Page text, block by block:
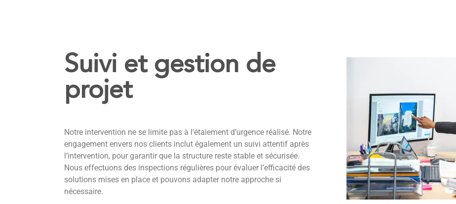
Suivi et gestion de
projet
Notre intervention ne se limite pas à l’étaiement d’urgence réalisé. Notre
engagement envers nos clients inclut également un suivi attentif après
l’intervention, pour garantir que la structure reste stable et sécurisée.
Nous effectuons des inspections régulières pour évaluer l’efficacité des
solutions mises en place et pouvons adapter notre approche si
nécessaire.